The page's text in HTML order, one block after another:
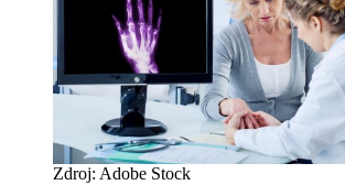
Zdroj: Adobe Stock